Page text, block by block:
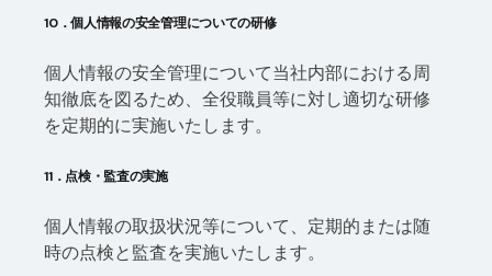
10．個人情報の安全管理についての研修
個人情報の安全管理について当社内部における周
知徹底を図るため、全役職員等に対し適切な研修
を定期的に実施いたします。
11．点検・監査の実施
個人情報の取扱状況等について、定期的または随
時の点検と監査を実施いたします。